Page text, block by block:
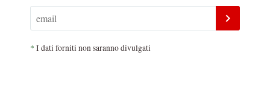
* I dati forniti non saranno divulgati